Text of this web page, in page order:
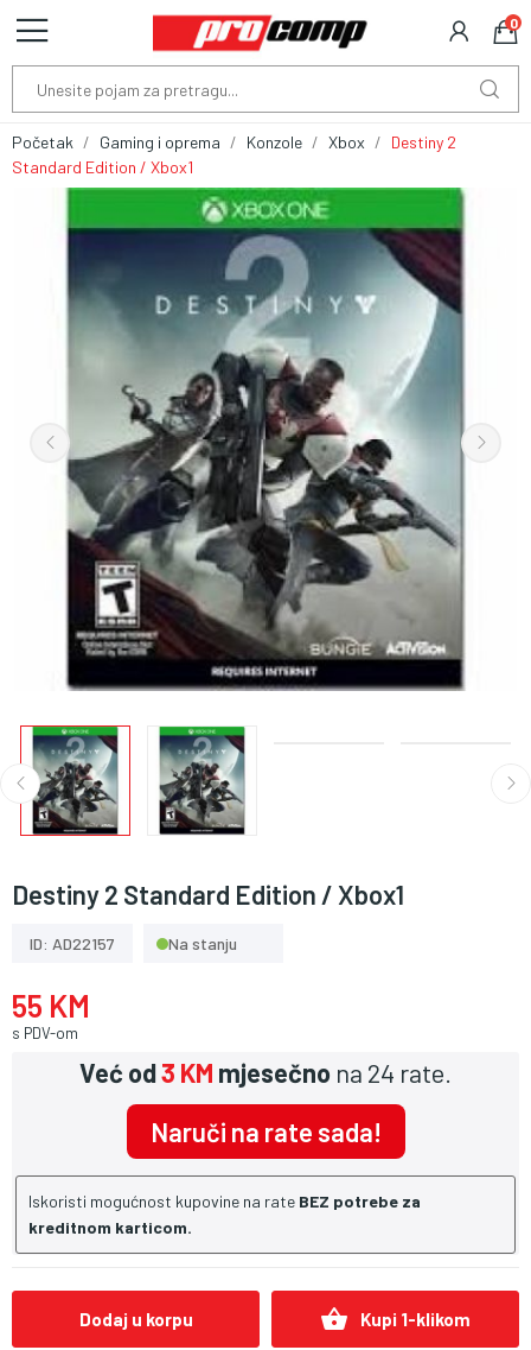
0
Početak Gaming i oprema Konzole Xbox
Destiny 2
Standard Edition / Xbox1
Destiny 2 Standard Edition / Xbox1
ID: AD22157 Na stanju
55 KM
s PDV-om
Već od3 KM mjesečno na 24 rate.
Naruči na rate sada!
Iskoristi mogućnost kupovine na rate BEZ potrebe za
kreditnom karticom.
Dodaj u korpu shopping_basket Kupi 1-klikom